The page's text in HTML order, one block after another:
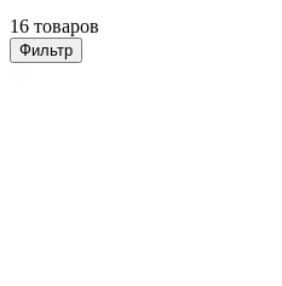
16 товаров
Фильтр